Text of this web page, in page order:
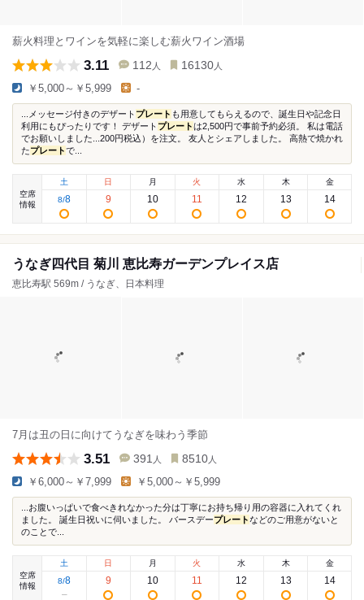
薪火料理とワインを気軽に楽しむ薪火ワイン酒場
3.11 112 人 16130 人
￥5,000～￥5,999 -
...メッセージ付きのデザート プレート も用意してもらえるので、誕生日や記念日
利用にもぴったりです！ デザート プレートは2,500円で事前予約必須。 私は電話
でお願いしました...200円税込）を注文。 友人とシェアしました。 高熱で焼かれ
たプレートで...
空席
情報
土
8/8
日
9
月
10
火
11
水
12
木
13
金
14
うなぎ四代目 菊川 恵比寿ガーデンプレイス店
恵比寿駅 569m / うなぎ、日本料理
7月は丑の日に向けてうなぎを味わう季節
3.51 391 人 8510 人
￥6,000～￥7,999 ￥5,000～￥5,999
...お腹いっぱいで食べきれなかった分は丁寧にお持ち帰り用の容器に入れてくれ
ました。 誕生日祝いに伺いました。 バースデープレートなどのご用意がないと
のことで...
空席
情報
土
8/8
日
9
月
10
火
11
水
12
木
13
金
14